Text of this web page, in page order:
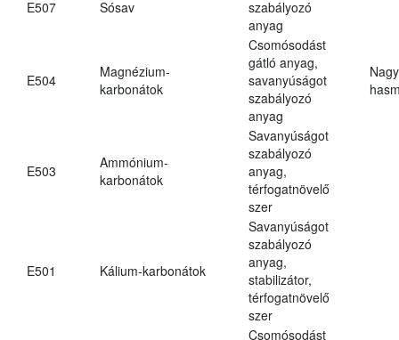
E507 Sósav
szabályozó
anyag
E504
Magnézium-
karbonátok
Csomósodást
gátló anyag,
savanyúságot
szabályozó
anyag
E503
Ammónium-
karbonátok
Savanyúságot
szabályozó
anyag,
térfogatnövelő
szer
E501 Kálium-karbonátok
Savanyúságot
szabályozó
anyag,
stabilizátor,
térfogatnövelő
szer
Csomósodást